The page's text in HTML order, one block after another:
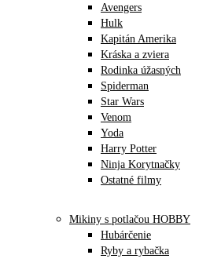
Avengers
Hulk
Kapitán Amerika
Kráska a zviera
Rodinka úžasných
Spiderman
Star Wars
Venom
Yoda
Harry Potter
Ninja Korytnačky
Ostatné filmy
Mikiny s potlačou HOBBY
Hubárčenie
Ryby a rybačka